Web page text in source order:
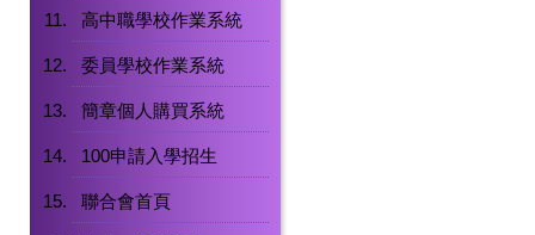
高中職學校作業系統
委員學校作業系統
簡章個人購買系統
100申請入學招生
聯合會首頁